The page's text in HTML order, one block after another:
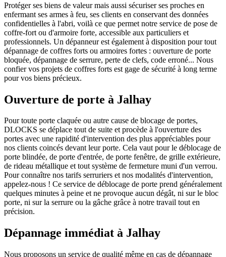
Protéger ses biens de valeur mais aussi sécuriser ses proches en
enfermant ses armes à feu, ses clients en conservant des données
confidentielles à l'abri, voilà ce que permet notre service de pose de
coffre-fort ou d'armoire forte, accessible aux particuliers et
professionnels. Un dépanneur est également à disposition pour tout
dépannage de coffres forts ou armoires fortes : ouverture de porte
bloquée, dépannage de serrure, perte de clefs, code erroné... Nous
confier vos projets de coffres forts est gage de sécurité à long terme
pour vos biens précieux.
Ouverture de porte à Jalhay
Pour toute porte claquée ou autre cause de blocage de portes,
DLOCKS se déplace tout de suite et procède à l'ouverture des
portes avec une rapidité d'intervention des plus appréciables pour
nos clients coincés devant leur porte. Cela vaut pour le déblocage de
porte blindée, de porte d'entrée, de porte fenêtre, de grille extérieure,
de rideau métallique et tout système de fermeture muni d'un verrou.
Pour connaître nos tarifs serruriers et nos modalités d'intervention,
appelez-nous ! Ce service de déblocage de porte prend généralement
quelques minutes à peine et ne provoque aucun dégât, ni sur le bloc
porte, ni sur la serrure ou la gâche grâce à notre travail tout en
précision.
Dépannage immédiat à Jalhay
Nous proposons un service de qualité même en cas de dépannage